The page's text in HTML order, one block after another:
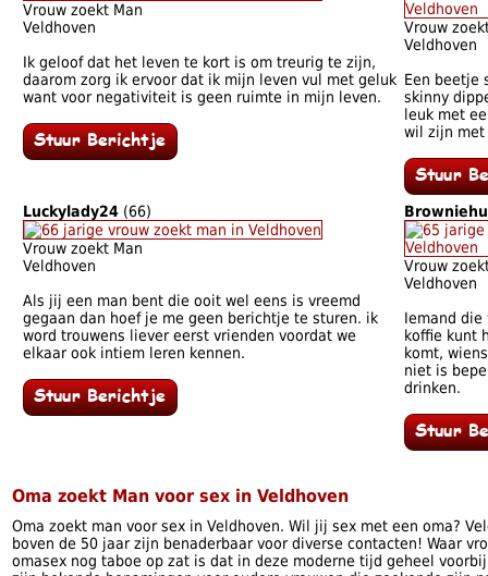
Vrouw zoekt Man
Veldhoven
Ik geloof dat het leven te kort is om treurig te zijn,
daarom zorg ik ervoor dat ik mijn leven vul met geluk
want voor negativiteit is geen ruimte in mijn leven.
Vrouw
Veldhoven
Een beetje
skinny
leuk met
wil zijn
Luckylady24 (66)
Vrouw zoekt Man
Veldhoven
Als jij een man bent die ooit wel eens is vreemd
gegaan dan hoef je me geen berichtje te sturen. ik
word trouwens liever eerst vrienden voordat we
elkaar ook intiem leren kennen.
Vrouw
Veldhoven
Iemand die
koffie kunt
komt,
niet is
drinken.
Oma zoekt Man voor sex in Veldhoven
Oma zoekt man voor sex in Veldhoven. Wil jij sex met een oma?
boven de 50 jaar zijn benaderbaar voor diverse contacten! Waar
omasex nog taboe op zat is dat in deze moderne tijd geheel